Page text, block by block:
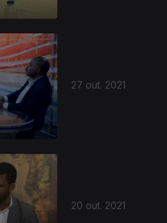
27 out. 2021
20 out. 2021